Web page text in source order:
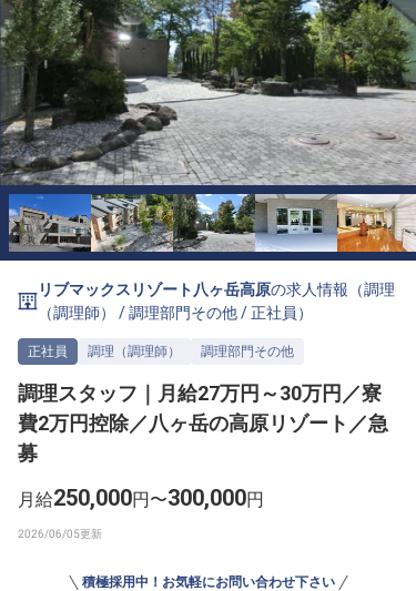
おもてなしHRについて
ご利用の流れ
よくある質問
ホテル・宿泊業界情報コラム
無料 転職サポートに申し込む
リブマックスリゾート八ヶ岳高原の求人情報（調理
（調理師）
/調理部門その他/正社員 ）
正社員 調理（調理師） 調理部門その他
調理スタッフ｜月給27万円～30万円／寮
費2万円控除／八ヶ岳の高原リゾート／急
募
月給250,000円〜300,000円
積極採用中！お気軽にお問い合わせ下さい